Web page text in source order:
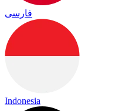
فارسی
Indonesia